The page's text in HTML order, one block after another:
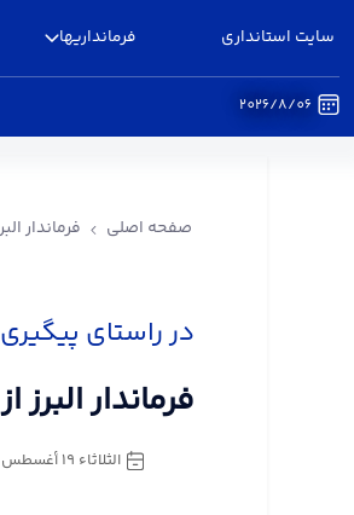
سایت استانداری فرمانداریها
2026/8/06
صفحه اصلی فرماندار
در راستای
فرماندار
الثلاثاء ١٩ أغسطس ٢٠٢٥